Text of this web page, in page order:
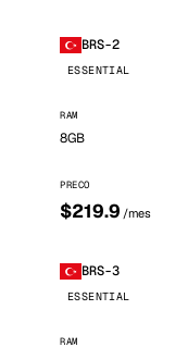
BRS-2
ESSENTIAL
RAM
8GB
PRECO
$219.9 /mes
BRS-3
ESSENTIAL
RAM